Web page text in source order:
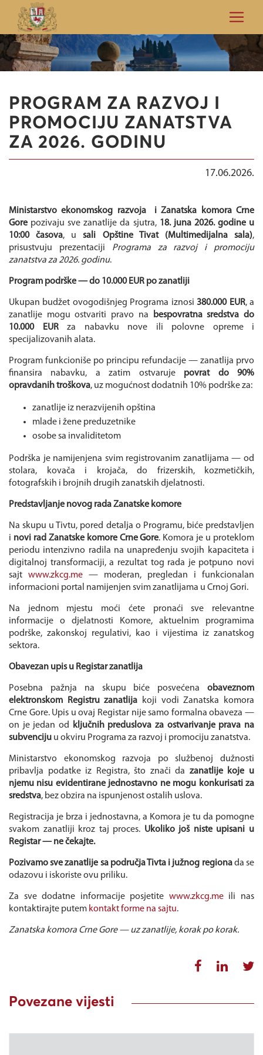
PROGRAM ZA RAZVOJ I
PROMOCIJU ZANATSTVA
ZA 2026. GODINU
17.06.2026.
Ministarstvo ekonomskog razvoja i Zanatska komora Crne
Gore pozivaju sve zanatlije da sjutra, 18. juna 2026. godine u
10:00 časova, usali Opštine Tivat (Multimedijalna sala),
prisustvuju prezentaciji Programa za razvoj i promociju
zanatstva za 2026. godinu.
Program podrške — do 10.000 EUR po zanatliji
Ukupan budžet ovogodišnjeg Programa iznosi380.000 EUR, a
zanatlije mogu ostvariti pravo na bespovratna sredstva do
10.000 EURza nabavku nove ili polovne opreme i
specijalizovanih alata.
Program funkcioniše po principu refundacije — zanatlija prvo
finansira nabavku, a zatim ostvaruje povrat do 90%
opravdanih troškova, uz mogućnost dodatnih 10% podrške za:
zanatlije iz nerazvijenih opština
mlade i žene preduzetnike
osobe sa invaliditetom
Podrška je namijenjena svim registrovanim zanatlijama — od
stolara, kovača i krojača, do frizerskih, kozmetičkih,
fotografskih i brojnih drugih zanatskih djelatnosti.
Predstavljanje novog rada Zanatske komore
Na skupu u Tivtu, pored detalja o Programu, biće predstavljen
i novi rad Zanatske komore Crne Gore. Komora je u proteklom
periodu intenzivno radila na unapređenju svojih kapaciteta i
digitalnoj transformaciji, a rezultat tog rada je potpuno novi
sajt www.zkcg.me — moderan, pregledan i funkcionalan
informacioni portal namijenjen svim zanatlijama u Crnoj Gori.
Na jednom mjestu moći ćete pronaći sve relevantne
informacije o djelatnosti Komore, aktuelnim programima
podrške, zakonskoj regulativi, kao i vijestima iz zanatskog
sektora.
Obavezan upis u Registar zanatlija
Posebna pažnja na skupu biće posvećena obaveznom
elektronskom Registru zanatlija koji vodi Zanatska komora
Crne Gore. Upis u ovaj Registar nije samo formalna obaveza —
on je jedan od ključnih preduslova za ostvarivanje prava na
subvenciju u okviru Programa za razvoj i promociju zanatstva.
Ministarstvo ekonomskog razvoja po službenoj dužnosti
pribavlja podatke iz Registra, što znači da zanatlije koje u
njemu nisu evidentirane jednostavno ne mogu konkurisati za
sredstva, bez obzira na ispunjenost ostalih uslova.
Registracija je brza i jednostavna, a Komora je tu da pomogne
svakom zanatliji kroz taj proces. Ukoliko još niste upisani u
Registar — ne čekajte.
Pozivamo sve zanatlije sa područja Tivta i južnog regionada se
odazovu i iskoriste ovu priliku.
Za sve dodatne informacije posjetite www.zkcg.meili nas
kontaktirajte putem kontakt forme na sajtu.
Zanatska komora Crne Gore — uz zanatlije, korak po korak.
Povezane vijesti